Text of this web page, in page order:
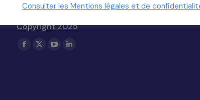
01-55-33-60-00
Copyright 2025
Trouvez nous sur :
La
La
La
La
Consulter les Mentions légales et de